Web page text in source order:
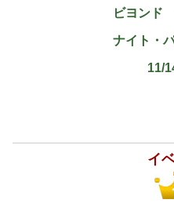
ビヨン
ナイト・
11/
イ